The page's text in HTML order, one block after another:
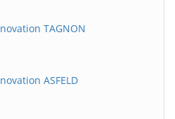
TAGNON
ASFELD